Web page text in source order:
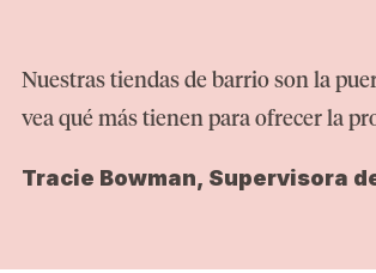
Nuestras tiendas de barrio son la
vea qué más tienen para ofrecer la
Tracie Bowman, Supervisora